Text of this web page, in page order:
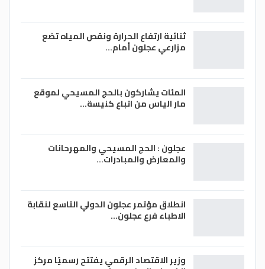
ثنائية ارتفاع الحرارة ونقص المياه تضع
مزارعي عجلون أمام…
المئات يشاركون بالحج المسيحي لموقع
مار الياس من اتباع كنيسة…
عجلون : الحج المسيحي والمهرحانات
والمعارض والمبادرات…
انطلاق مؤتمر عجلون الدولي التاسع لنقابة
الاطباء فرع عجلون…
وزير الاقتصاد الرقمي يفتتح رسميًا مركز